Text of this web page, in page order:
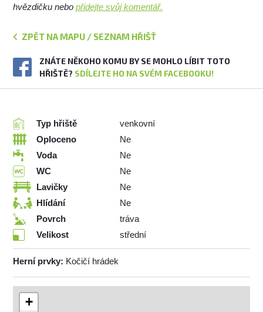
hvězdičku nebopřidejte svůj komentář.
ZPĚT NA MAPU / SEZNAM HŘIŠŤ
ZNÁTE NĚKOHO KOMU BY SE MOHLO LÍBIT TOTO
HŘIŠTĚ? SDÍLEJTE HO NA SVÉM FACEBOOKU!
Typ hřiště
venkovní
Oploceno
Ne
Voda
Ne
WC
Ne
Lavičky
Ne
Hlídání
Ne
Povrch
tráva
Velikost
střední
Herní prvky: Kočičí hrádek
+